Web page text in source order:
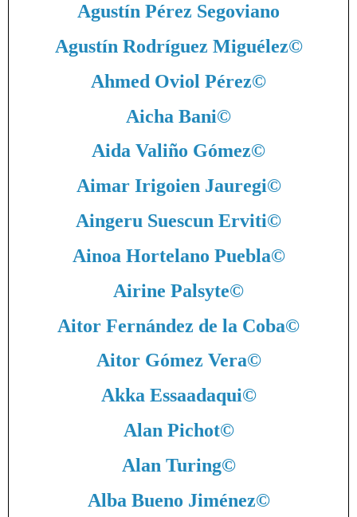
Agustín Pérez Segoviano
Agustín Rodríguez Miguélez©
Ahmed Oviol Pérez©
Aicha Bani©
Aida Valiño Gómez©
Aimar Irigoien Jauregi©
Aingeru Suescun Erviti©
Ainoa Hortelano Puebla©
Airine Palsyte©
Aitor Fernández de la Coba©
Aitor Gómez Vera©
Akka Essaadaqui©
Alan Pichot©
Alan Turing©
Alba Bueno Jiménez©